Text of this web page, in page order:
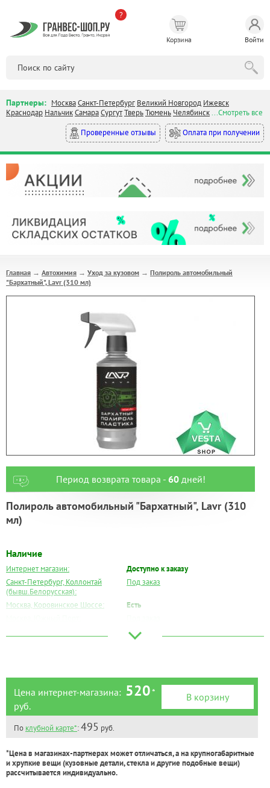
?
Корзина Войти
Партнеры: МоскваСанкт-Петербург Великий Новгород Ижевск
Краснодар НальчикСамараСургутТверьТюмень Челябинск...Смотреть все
Проверенные отзывы
Оплата при получении
Главная → Автохимия → Уход за кузовом → Полироль автомобильный
"Бархатный", Lavr (310 мл)
Период возврата товара - 60дней!
Полироль автомобильный "Бархатный", Lavr (310
мл)
Наличие
Интернет магазин:
Доступно к заказу
Санкт-Петербург, Коллонтай
(бывш.Белорусская):
Под заказ
Москва, Коровинское Шоссе:
Есть
Под заказ
Под заказ
Тюмень:
Под заказ
Челябинск:
Цена интернет-магазина: 520*
руб.
В корзину
По клубной карте*:495 руб.
*Цена в магазинах-партнерах может отличаться, а на крупногабаритные
и хрупкие вещи (кузовные детали, стекла и другие подобные вещи)
рассчитывается индивидуально.